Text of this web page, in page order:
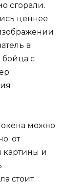
сгорали.
ценнее
в
бойца с
можно
от
картины и
стоит